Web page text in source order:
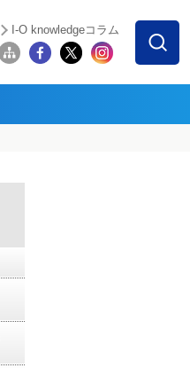
I-O knowledgeコラム